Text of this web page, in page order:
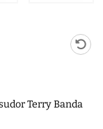
Terry Banda